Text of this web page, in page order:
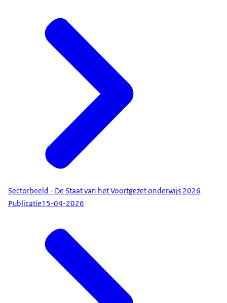
Sectorbeeld - De Staat van het Voortgezet onderwijs 2026
Publicatie15-04-2026